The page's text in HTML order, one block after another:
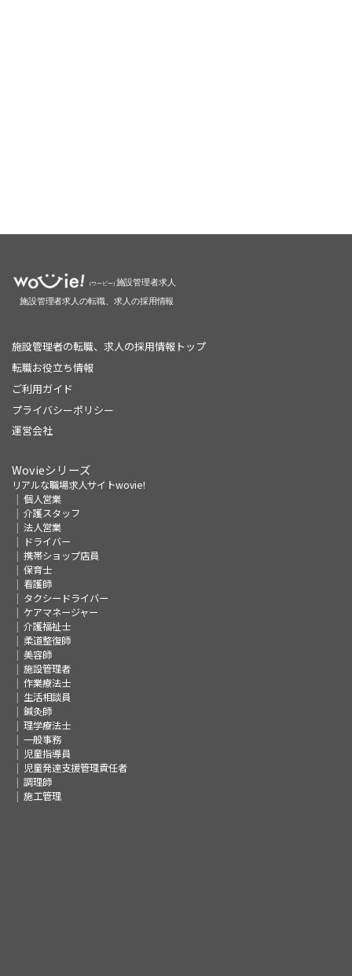
施設管理者の転職、求人の採用情報トップ
転職お役立ち情報
ご利用ガイド
プライバシーポリシー
運営会社
Wovieシリーズ
リアルな職場求人サイトwovie!
個人営業
介護スタッフ
法人営業
ドライバー
携帯ショップ店員
保育士
看護師
タクシードライバー
ケアマネージャー
介護福祉士
柔道整復師
美容師
施設管理者
作業療法士
生活相談員
鍼灸師
理学療法士
一般事務
児童指導員
児童発達支援管理責任者
調理師
施工管理